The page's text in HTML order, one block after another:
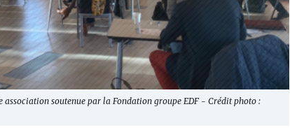
association soutenue par la Fondation groupe EDF - Crédit photo :